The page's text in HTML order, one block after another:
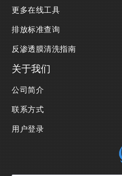
更多在线工具
排放标准查询
反渗透膜清洗指南
关于我们
公司简介
联系方式
用户登录